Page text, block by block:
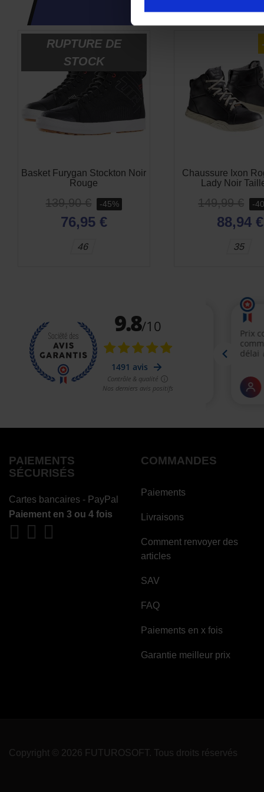
CES
-45%
RUPTURE DE
STOCK
Basket Furygan Stockton Noir
Rouge
139,90 € -45%
76,95 €
46
Chaussure Ixon
Lady Noir
149,99 € -
88,94 €
35
PAIEMENTS
SÉCURISÉS
Cartes bancaires - PayPal
Paiement en 3 ou 4 fois
COMMANDES
Paiements
Livraisons
Comment renvoyer des
articles
SAV
FAQ
Paiements en x fois
Garantie meilleur prix
Copyright © 2026 FUTUROSOFT. Tous droits réservés